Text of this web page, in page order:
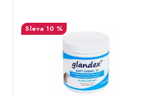
10 %